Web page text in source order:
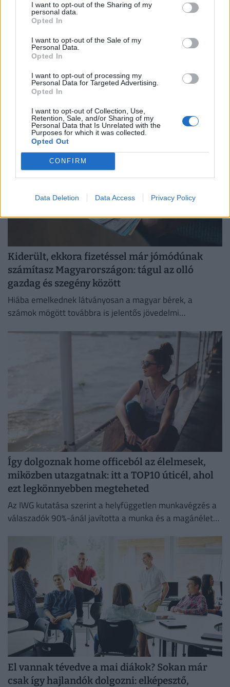
I want to opt-out of the Sharing of my
personal data.
Opted In
I want to opt-out of the Sale of my
Personal Data.
Opted In
I want to opt-out of processing my
Personal Data for Targeted Advertising.
Opted In
I want to opt-out of Collection, Use,
Retention, Sale, and/or Sharing of my
Personal Data that Is Unrelated with the
Purposes for which it was collected.
Opted Out
CONFIRM
Data Deletion Data Access Privacy Policy
900 ezres a fizetés átlagosan ennél a hazai
Heti összefoglaló a Pénzcentrum legolvasottabb
cikkeiből: ezek a témák mozgatták meg leginkább az
olvasókat.
Kiderült, ekkora fizetéssel már jómódúnak
számítasz Magyarországon: tágul az olló
gazdag és szegény között
Hiába emelkednek látványosan a magyar bérek, a
számok mögött továbbra is jelentős jövedelmi
Így dolgoznak home officeból az élelmesek,
miközben utazgatnak: itt a TOP10 úticél, ahol
ezt legkönnyebben megteheted
Az IWG kutatása szerint a helyfüggetlen munkavégzés a
válaszadók 90%-ánál javította a munka és a magánélet
El vannak tévedve a mai diákok? Sokan már
csak így hajlandók dolgozni: elképesztő,